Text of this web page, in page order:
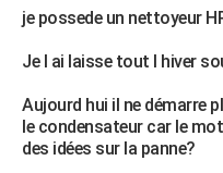
WEEK-END
LIFESTYLE
SANTE
Alimentation
Guide de la santé
Maladies
Médicaments
Sommeil
VOYAGE
je possede un nettoyeur
Je l ai laisse tout l hiver
Aujourd hui il ne démarre
le condensateur car le
des idées sur la panne?